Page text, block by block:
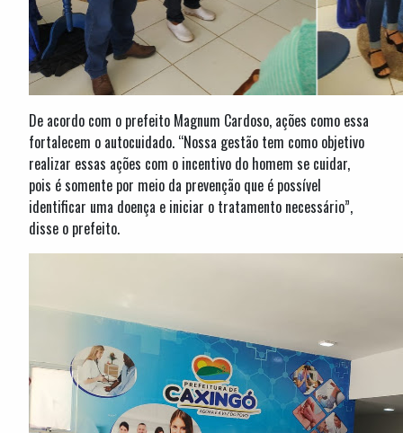
De acordo com o prefeito Magnum Cardoso, ações como essa
fortalecem o autocuidado. “Nossa gestão tem como objetivo
realizar essas ações com o incentivo do homem se cuidar,
pois é somente por meio da prevenção que é possível
identificar uma doença e iniciar o tratamento necessário”,
disse o prefeito.